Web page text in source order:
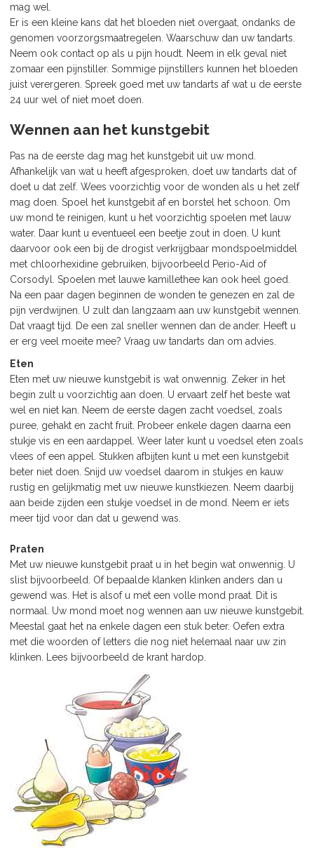
mag wel.
Er is een kleine kans dat het bloeden niet overgaat, ondanks de
genomen voorzorgsmaatregelen. Waarschuw dan uw tandarts.
Neem ook contact op als u pijn houdt. Neem in elk geval niet
zomaar een pijnstiller. Sommige pijnstillers kunnen het bloeden
juist verergeren. Spreek goed met uw tandarts af wat u de eerste
24 uur wel of niet moet doen.
Wennen aan het kunstgebit
Pas na de eerste dag mag het kunstgebit uit uw mond.
Afhankelijk van wat u heeft afgesproken, doet uw tandarts dat of
doet u dat zelf. Wees voorzichtig voor de wonden als u het zelf
mag doen. Spoel het kunstgebit af en borstel het schoon. Om
uw mond te reinigen, kunt u het voorzichtig spoelen met lauw
water. Daar kunt u eventueel een beetje zout in doen. U kunt
daarvoor ook een bij de drogist verkrijgbaar mondspoelmiddel
met chloorhexidine gebruiken, bijvoorbeeld Perio-Aid of
Corsodyl. Spoelen met lauwe kamillethee kan ook heel goed.
Na een paar dagen beginnen de wonden te genezen en zal de
pijn verdwijnen. U zult dan langzaam aan uw kunstgebit wennen.
Dat vraagt tijd. De een zal sneller wennen dan de ander. Heeft u
er erg veel moeite mee? Vraag uw tandarts dan om advies.
Eten
Eten met uw nieuwe kunstgebit is wat onwennig. Zeker in het
begin zult u voorzichtig aan doen. U ervaart zelf het beste wat
wel en niet kan. Neem de eerste dagen zacht voedsel, zoals
puree, gehakt en zacht fruit. Probeer enkele dagen daarna een
stukje vis en een aardappel. Weer later kunt u voedsel eten zoals
vlees of een appel. Stukken afbijten kunt u met een kunstgebit
beter niet doen. Snijd uw voedsel daarom in stukjes en kauw
rustig en gelijkmatig met uw nieuwe kunstkiezen. Neem daarbij
aan beide zijden een stukje voedsel in de mond. Neem er iets
meer tijd voor dan dat u gewend was.
Praten
Met uw nieuwe kunstgebit praat u in het begin wat onwennig. U
slist bijvoorbeeld. Of bepaalde klanken klinken anders dan u
gewend was. Het is alsof u met een volle mond praat. Dit is
normaal. Uw mond moet nog wennen aan uw nieuwe kunstgebit.
Meestal gaat het na enkele dagen een stuk beter. Oefen extra
met die woorden of letters die nog niet helemaal naar uw zin
klinken. Lees bijvoorbeeld de krant hardop.